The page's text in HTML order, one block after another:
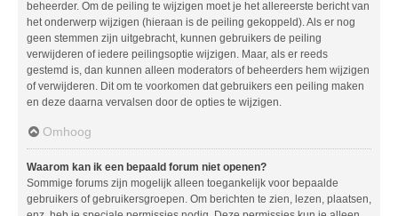
beheerder. Om de peiling te wijzigen moet je het allereerste bericht van
het onderwerp wijzigen (hieraan is de peiling gekoppeld). Als er nog
geen stemmen zijn uitgebracht, kunnen gebruikers de peiling
verwijderen of iedere peilingsoptie wijzigen. Maar, als er reeds
gestemd is, dan kunnen alleen moderators of beheerders hem wijzigen
of verwijderen. Dit om te voorkomen dat gebruikers een peiling maken
en deze daarna vervalsen door de opties te wijzigen.
Omhoog
Waarom kan ik een bepaald forum niet openen?
Sommige forums zijn mogelijk alleen toegankelijk voor bepaalde
gebruikers of gebruikersgroepen. Om berichten te zien, lezen, plaatsen,